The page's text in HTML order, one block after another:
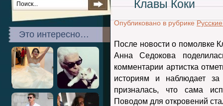
Это интересно…
Клавы Коки
Опубликовано в рубрике
После новости о помолвке
Анна Седокова
комментарии артистка
историям и наблюдает за
призналась, что сама
Поводом для откровений